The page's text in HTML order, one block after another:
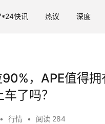
快讯 热议 深度
，APE值得拥
了吗？
• 行情 • 阅读 284